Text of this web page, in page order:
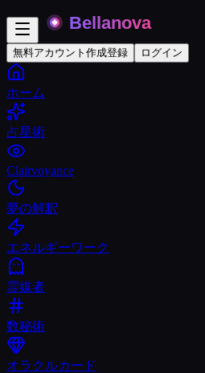
無料アカウント作成登録 ログイン
ホーム
占星術
Clairvoyance
夢の解釈
エネルギーワーク
霊媒者
数秘術
オラクルカード